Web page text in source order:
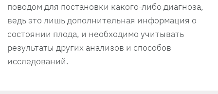
поводом для постановки какого-либо диагноза,
ведь это лишь дополнительная информация о
состоянии плода, и необходимо учитывать
результаты других анализов и способов
исследований.